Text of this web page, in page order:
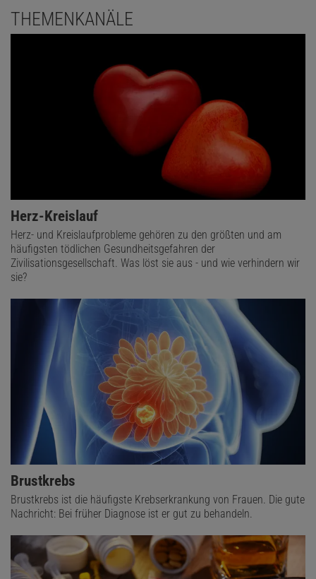
THEMENKANÄLE
Herz-Kreislauf
Herz- und Kreislaufprobleme gehören zu den größten und am
häufigsten tödlichen Gesundheitsgefahren der
Zivilisationsgesellschaft. Was löst sie aus - und wie verhindern wir
sie?
Brustkrebs
Brustkrebs ist die häufigste Krebserkrankung von Frauen. Die gute
Nachricht: Bei früher Diagnose ist er gut zu behandeln.